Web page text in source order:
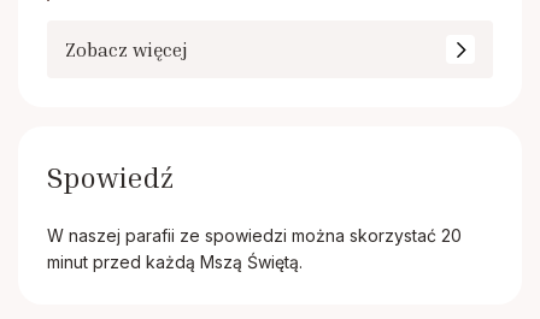
Zobacz więcej
Spowiedź
W naszej parafii ze spowiedzi można skorzystać 20
minut przed każdą Mszą Świętą.